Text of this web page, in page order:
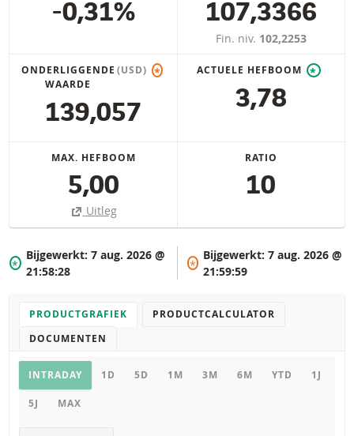
-0,31% 107,3366
Fin. niv. 102,2253
ONDERLIGGENDE
WAARDE
(USD) *
139,057
ACTUELE HEFBOOM *
3,78
MAX. HEFBOOM
5,00
Uitleg
RATIO
10
*
Bijgewerkt: 7 aug. 2026 @
21:58:28
*
Bijgewerkt:7 aug. 2026 @
21:59:59
PRODUCTGRAFIEK
PRODUCTCALCULATOR
DOCUMENTEN
Productgrafiek
INTRADAY 1D 5D 1M 3M 6M YTD 1J
5J MAX